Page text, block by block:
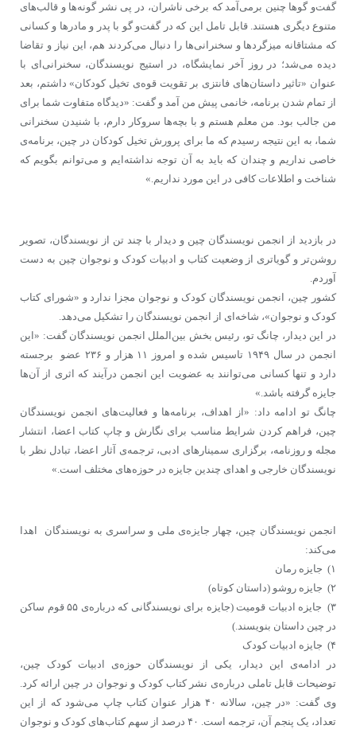
گفت‌و گوها چنین برمی‌آمد که برخی ناشران، در پی نشر گونه‌ها و قالب‌های
متنوع دیگری هستند. قابل تامل این که در گفت‌و گو با پدر و مادرها و کسانی
که مشتاقانه میزگردها و سخنرانی‌ها را دنبال می‌کردند هم، این نیاز و تقاضا
دیده می‌شد؛ در روز آخر نمایشگاه، در استیج نویسندگان، سخنرانی‌ای با
عنوان «تاثیر داستان‌های فانتزی بر تقویت قوه‌ی تخیل کودکان» داشتم، بعد
از تمام شدن برنامه، خانمی پیش من آمد و گفت: «دیدگاه متفاوت‌ شما برای
من جالب بود. من معلم هستم و با بچه‌ها سروکار دارم، با شنیدن سخنرانی
شما، به این نتیجه رسیدم که ما برای پرورش تخیل کودکان در چین، برنامه‌ی
خاصی نداریم و چندان که باید به آن توجه نداشته‌ایم و می‌توانم بگویم که
شناخت و اطلاعات کافی در این مورد نداریم.»
در بازدید از انجمن نویسندگان چین و دیدار با چند تن از نویسندگان، تصویر
روشن‌تر و گویاتری از وضعیت کتاب و ادبیات کودک و نوجوان چین به دست
آوردم.
کشور چین، انجمن نویسندگان کودک و نوجوان مجزا ندارد و «شورای کتاب
کودک و نوجوان»، شاخه‌ای از انجمن نویسندگان را تشکیل می‌دهد.
در این دیدار، چانگ تو، رئیس بخش بین‌الملل انجمن نویسندگان گفت: «این
انجمن در سال ۱۹۴۹ تاسیس شده و امروز ۱۱ هزار و ۲۳۶ عضو برجسته
دارد و تنها کسانی می‌توانند به عضویت این انجمن درآیند که اثری از آن‌ها
جایزه گرفته باشد.»
چانگ تو ادامه داد: «از اهداف، برنامه‌ها و فعالیت‌های انجمن نویسندگان
چین، فراهم کردن شرایط مناسب برای نگارش و چاپ کتاب اعضا، انتشار
مجله و روزنامه، برگزاری سمینارهای ادبی، ترجمه‌ی آثار اعضا، تبادل نظر با
نویسندگان خارجی و اهدای چندین جایزه در حوزه‌های مختلف است.»
انجمن نویسندگان چین، چهار جایزه‌ی ملی و سراسری به نویسندگان اهدا
می‌کند:
۱) جایزه رمان
۲) جایزه روشو (داستان کوتاه)
۳) جایزه ادبیات قومیت (جایزه برای نویسندگانی که درباره‌ی ۵۵ قوم ساکن
در چین داستان بنویسند.)
۴) جایزه ادبیات کودک
در ادامه‌ی این دیدار، یکی از نویسندگان حوزه‌ی ادبیات کودک چین،
توضیحات قابل تاملی درباره‌ی نشر کتاب کودک و نوجوان در چین ارائه کرد.
وی گفت: «در چین، سالانه ۴۰ هزار عنوان کتاب چاپ می‌شود که از این
تعداد، یک پنجم آن، ترجمه است. ۴۰ درصد از سهم کتاب‌های کودک و نوجوان